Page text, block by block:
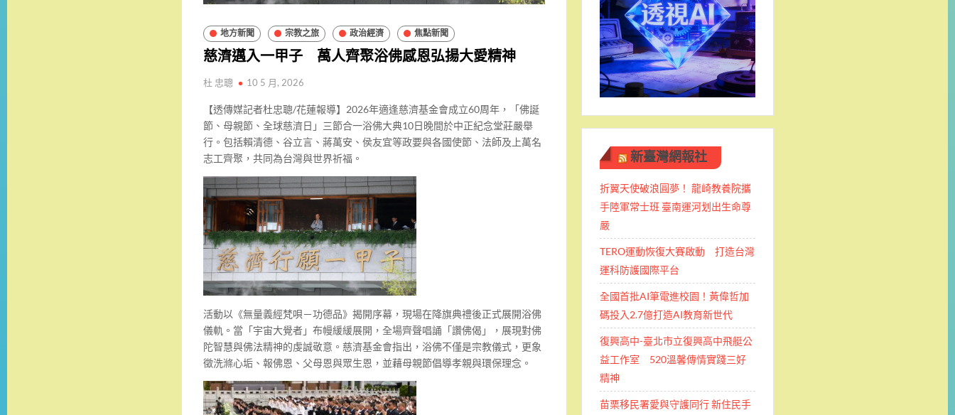
地方新聞 宗教之旅 政治經濟 焦點新聞
慈濟邁入一甲子 萬人齊聚浴佛感恩弘揚大愛精神
杜 忠聰 10 5 月, 2026
【透傳媒記者杜忠聰/花蓮報導】2026年適逢慈濟基金會成立60周年，「佛誕
節、母親節、全球慈濟日」三節合一浴佛大典10日晚間於中正紀念堂莊嚴舉
行。包括賴清德、谷立言、蔣萬安、侯友宜等政要與各國使節、法師及上萬名
志工齊聚，共同為台灣與世界祈福。
活動以《無量義經梵唄－功德品》揭開序幕，現場在降旗典禮後正式展開浴佛
儀軌。當「宇宙大覺者」布幔緩緩展開，全場齊聲唱誦「讚佛偈」，展現對佛
陀智慧與佛法精神的虔誠敬意。慈濟基金會指出，浴佛不僅是宗教儀式，更象
徵洗滌心垢、報佛恩、父母恩與眾生恩，並藉母親節倡導孝親與環保理念。
新臺灣網報社
折翼天使破浪圓夢！ 龍崎教養院攜
手陸軍常士班 ​臺南運河划出生命尊
嚴
TERO運動恢復大賽啟動 打造台灣
運科防護國際平台
全國首批AI筆電進校園！黃偉哲加
碼投入2.7億打造AI教育新世代
復興高中-臺北市立復興高中飛艇公
益工作室 520溫馨傳情實踐三好
精神
苗栗移民署愛與守護同行 新住民手